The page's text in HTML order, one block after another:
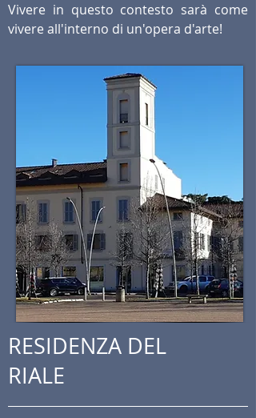
Vivere in questo contesto sarà come
vivere all'interno di un'opera d'arte!
RESIDENZA DEL
RIALE